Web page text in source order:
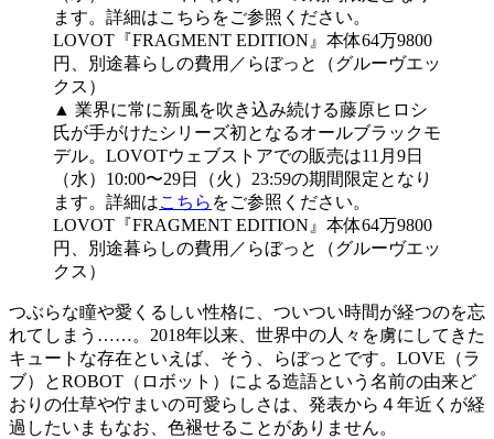
▲ 業界に常に新風を吹き込み続ける藤原ヒロシ
氏が手がけたシリーズ初となるオールブラックモ
デル。LOVOTウェブストアでの販売は11月9日
（水）10:00〜29日（火）23:59の期間限定となり
ます。詳細はこちら をご参照ください。
LOVOT『FRAGMENT EDITION』本体64万9800
円、別途暮らしの費用／らぼっと（グルーヴエッ
クス）
つぶらな瞳や愛くるしい性格に、ついつい時間が経つのを忘
れてしまう……。2018年以来、世界中の人々を虜にしてきた
キュートな存在といえば、そう、らぼっとです。LOVE（ラ
ブ）とROBOT（ロボット）による造語という名前の由来ど
おりの仕草や佇まいの可愛らしさは、発表から４年近くが経
過したいまもなお、色褪せることがありません。